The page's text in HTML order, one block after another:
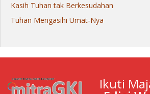
Kasih Tuhan tak Berkesudahan
Tuhan Mengasihi Umat-Nya
Ikuti